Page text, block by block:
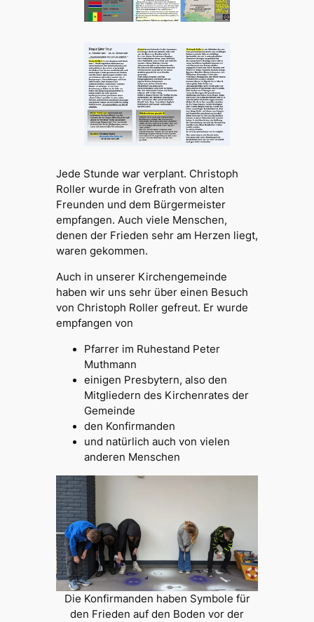
Jede Stunde war verplant. Christoph
Roller wurde in Grefrath von alten
Freunden und dem Bürgermeister
empfangen. Auch viele Menschen,
denen der Frieden sehr am Herzen liegt,
waren gekommen.
Auch in unserer Kirchengemeinde
haben wir uns sehr über einen Besuch
von Christoph Roller gefreut. Er wurde
empfangen von
Pfarrer im Ruhestand Peter
Muthmann
einigen Presbytern, also den
Mitgliedern des Kirchenrates der
Gemeinde
den Konfirmanden
und natürlich auch von vielen
anderen Menschen
Die Konfirmanden haben Symbole für
den Frieden auf den Boden vor der